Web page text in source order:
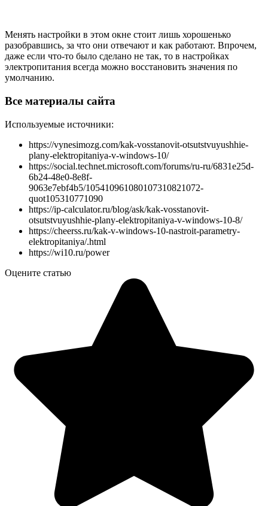
Менять настройки в этом окне стоит лишь хорошенько
разобравшись, за что они отвечают и как работают. Впрочем,
даже если что-то было сделано не так, то в настройках
электропитания всегда можно восстановить значения по
умолчанию.
Все материалы сайта
Используемые источники:
https://vynesimozg.com/kak-vosstanovit-otsutstvuyushhie-
plany-elektropitaniya-v-windows-10/
https://social.technet.microsoft.com/forums/ru-ru/6831e25d-
6b24-48e0-8e8f-
9063e7ebf4b5/105410961080107310821072-
quot105310771090
https://ip-calculator.ru/blog/ask/kak-vosstanovit-
otsutstvuyushhie-plany-elektropitaniya-v-windows-10-8/
https://cheerss.ru/kak-v-windows-10-nastroit-parametry-
elektropitaniya/.html
https://wi10.ru/power
Оцените статью